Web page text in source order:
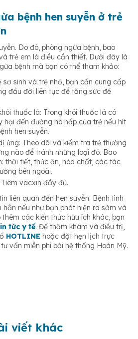
bệnh hen suyễn ở trẻ
Do đó, phòng ngừa bệnh, bao
trẻ em là điều cần thiết. Dưới đây là
bệnh mà bạn có thể tham khảo:
sinh và trẻ nhỏ, bạn cần cung cấp
đầu đời liên tục để tăng sức đề
thuốc lá: Trong khói thuốc lá có
hại đến đường hô hấp của trẻ nếu hít
hen suyễn.
ứng: Theo dõi và kiểm tra trẻ thường
nào để tránh những loại đó. Bao
thời tiết, thức ăn, hóa chất, các tác
bên ngoài.
vacxin đầy đủ.
liên quan đến hen suyễn. Bệnh tình
nếu như bạn phát hiện ra sớm và
các kiến thức hữu ích khác, bạn
tức y tế. Để thăm khám và điều trị,
HOTLINE hoặc đặt hẹn lịch trực
vấn miễn phí bởi hệ thống Hoàn Mỹ.
viết khác